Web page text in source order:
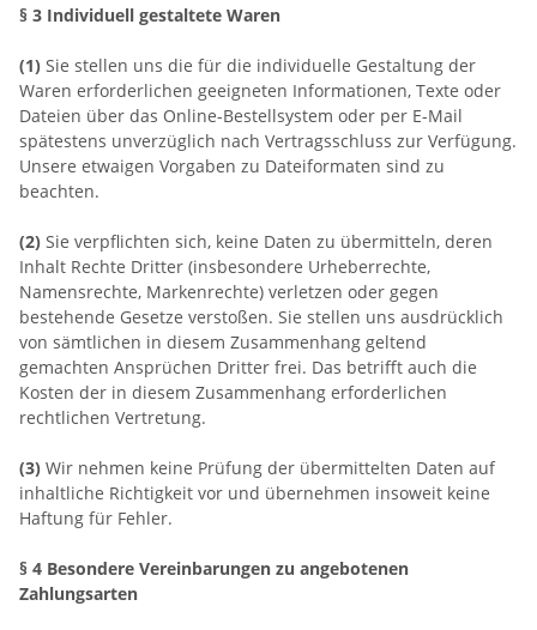
§ 3 Individuell gestaltete Waren
(1) Sie stellen uns die für die individuelle Gestaltung der
Waren erforderlichen geeigneten Informationen, Texte oder
Dateien über das Online-Bestellsystem oder per E-Mail
spätestens unverzüglich nach Vertragsschluss zur Verfügung.
Unsere etwaigen Vorgaben zu Dateiformaten sind zu
beachten.
(2) Sie verpflichten sich, keine Daten zu übermitteln, deren
Inhalt Rechte Dritter (insbesondere Urheberrechte,
Namensrechte, Markenrechte) verletzen oder gegen
bestehende Gesetze verstoßen. Sie stellen uns ausdrücklich
von sämtlichen in diesem Zusammenhang geltend
gemachten Ansprüchen Dritter frei. Das betrifft auch die
Kosten der in diesem Zusammenhang erforderlichen
rechtlichen Vertretung.
(3) Wir nehmen keine Prüfung der übermittelten Daten auf
inhaltliche Richtigkeit vor und übernehmen insoweit keine
Haftung für Fehler.
§ 4 Besondere Vereinbarungen zu angebotenen
Zahlungsarten